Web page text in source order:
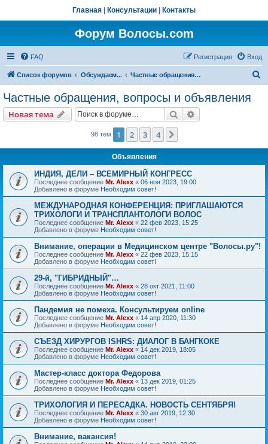
Главная Консультации Контакты
Форум Волосы.com
FAQ Вход
Регистрация
Список форумов Обсуждаем... Частные обращения, вопросы и объявления
Частные обращения, вопросы и объявления
Новая тема Поиск
98 тем 1 2 3 4
Объявления
ИНДИЯ, ДЕЛИ – ВСЕМИРНЫЙ КОНГРЕСС
Последнее сообщение Mr. Alexx « 06 ноя 2023, 19:00
Добавлено в форуме Необходим совет!
МЕЖДУНАРОДНАЯ КОНФЕРЕНЦИЯ: ПРИГЛАШАЮТСЯ
ТРИХОЛОГИ И ТРАНСПЛАНТОЛОГИ ВОЛОС
Последнее сообщение Mr. Alexx « 22 фев 2023, 15:25
Добавлено в форуме Необходим совет!
Внимание, операции в Медицинском центре "Волосы.ру"!
Последнее сообщение Mr. Alexx « 22 фев 2023, 15:15
Добавлено в форуме Необходим совет!
29-й, "ГИБРИДНЫЙ"…
Последнее сообщение Mr. Alexx « 28 окт 2021, 11:00
Добавлено в форуме Необходим совет!
Пандемия не помеха. Консультируем online
Последнее сообщение Mr. Alexx « 14 апр 2020, 11:30
Добавлено в форуме Необходим совет!
СЪЕЗД ХИРУРГОВ ISHRS: ДИАЛОГ В БАНГКОКЕ
Последнее сообщение Mr. Alexx « 14 дек 2019, 18:05
Добавлено в форуме Необходим совет!
Мастер-класс доктора Федорова
Последнее сообщение Mr. Alexx « 13 дек 2019, 01:25
Добавлено в форуме Необходим совет!
ТРИХОЛОГИЯ И ПЕРЕСАДКА. НОВОСТЬ СЕНТЯБРЯ!
Последнее сообщение Mr. Alexx « 30 авг 2019, 12:30
Добавлено в форуме Необходим совет!
Внимание, вакансия!